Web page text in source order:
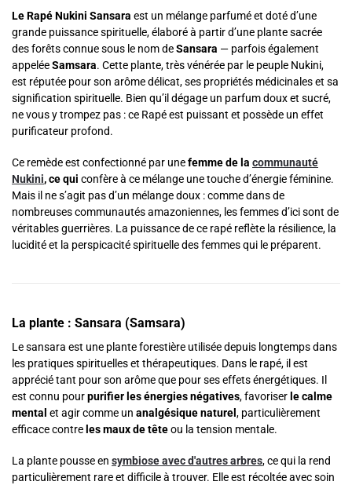
Le Rapé Nukini Sansara est un mélange parfumé et doté d’une
grande puissance spirituelle, élaboré à partir d’une plante sacrée
des forêts connue sous le nom deSansara — parfois également
appeléeSamsara. Cette plante, très vénérée par le peuple Nukini,
est réputée pour son arôme délicat, ses propriétés médicinales et sa
signification spirituelle. Bien qu’il dégage un parfum doux et sucré,
ne vous y trompez pas : ce Rapé est puissant et possède un effet
purificateur profond.
Ce remède est confectionné par unefemme de la communauté
Nukini, ce qui confère à ce mélange une touche d’énergie féminine.
Mais il ne s’agit pas d’un mélange doux : comme dans de
nombreuses communautés amazoniennes, les femmes d’ici sont de
véritables guerrières. La puissance de ce rapé reflète la résilience, la
lucidité et la perspicacité spirituelle des femmes qui le préparent.
La plante : Sansara (Samsara)
Le sansara est une plante forestière utilisée depuis longtemps dans
les pratiques spirituelles et thérapeutiques. Dans le rapé, il est
apprécié tant pour son arôme que pour ses effets énergétiques. Il
est connu pourpurifier les énergies négatives, favoriser le calme
mental et agir comme un analgésique naturel , particulièrement
efficace contre les maux de têteou la tension mentale.
La plante pousse en symbiose avec d'autres arbres, ce qui la rend
particulièrement rare et difficile à trouver. Elle est récoltée avec soin